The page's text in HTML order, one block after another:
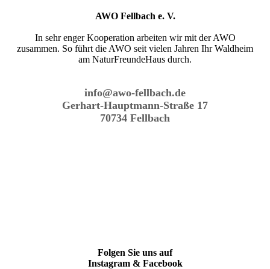
AWO Fellbach e. V.
In sehr enger Kooperation arbeiten wir mit der AWO
zusammen. So führt die AWO seit vielen Jahren Ihr Waldheim
am NaturFreundeHaus durch.
info@awo-fellbach.de
Gerhart-Hauptmann-Straße 17
70734 Fellbach
Folgen Sie uns auf
Instagram & Facebook